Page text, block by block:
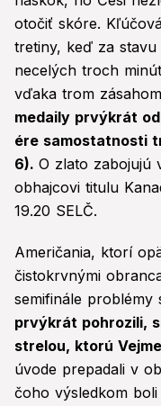
otočiť skóre.
tretiny, keď za
necelých troch
vďaka trom
medaily prvýkrát
ére samostatnosti
6). O zlato zabojujú
obhajcovi titulu
19.20 SELČ.
Američania, ktorí
čistokrvnými
semifinále problémy
prvýkrát pohrozili,
strelou, ktorú
úvode prepadali v
čoho výsledkom